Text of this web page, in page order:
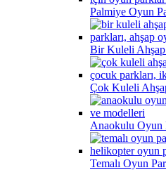
Palmiye Oyun
Bir Kuleli Ahşap
Çok Kuleli
Anaokulu Oyun
Temalı Oyun